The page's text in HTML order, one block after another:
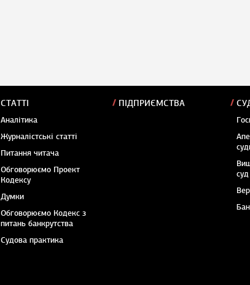
СТАТТІ
Аналітика
Журналістські статті
Питання читача
Обговорюємо Проект
Кодексу
Думки
Обговорюємо Кодекс з
питань банкрутства
Судова практика
ПІДПРИЄМСТВА